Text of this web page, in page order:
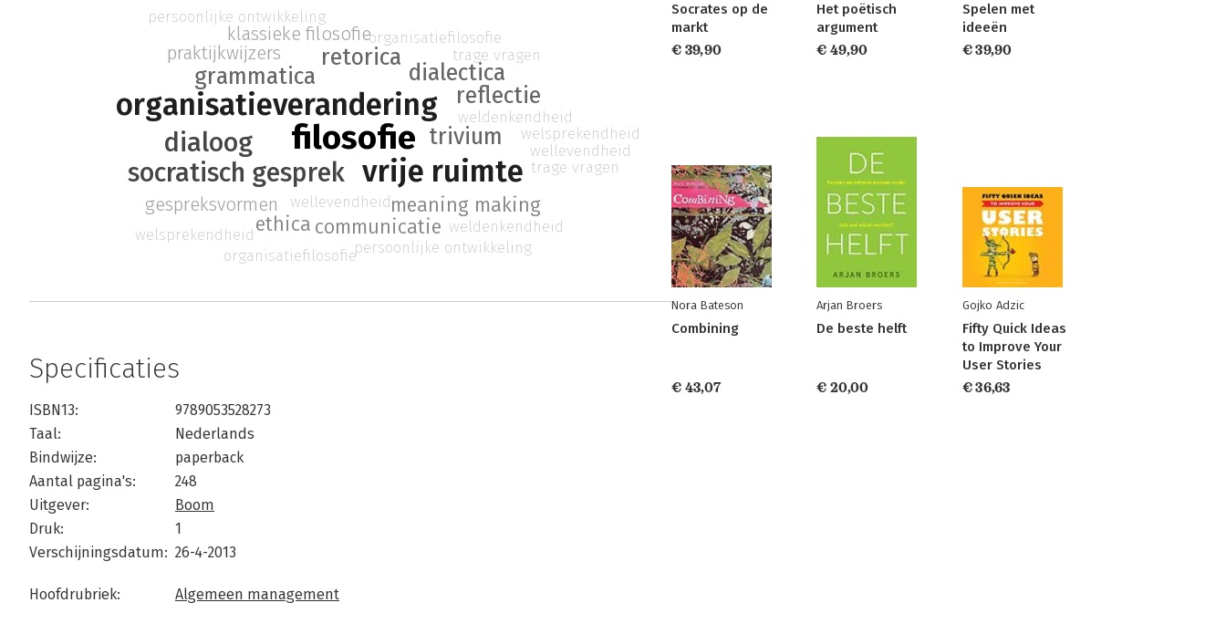
filosofie
organisatieverandering
vrije ruimte
socratisch gesprek
dialoog
grammatica
retorica
trivium
dialectica
reflectie
meaning making
communicatie
ethica
gespreksvormen
praktijkwijzers
klassieke filosofie
wellevendheid
weldenkendheid
organisatiefilosofie
welsprekendheid
persoonlijke ontwikkeling
trage vragen
wellevendheid
weldenkendheid
organisatiefilosofie
welsprekendheid
persoonlijke ontwikkeling
trage vragen
Specificaties
ISBN13:
9789053528273
Taal:
Nederlands
Bindwijze:
paperback
Aantal pagina's:
248
Uitgever:
Boom
Druk:
1
Verschijningsdatum: 26-4-2013
Hoofdrubriek: Algemeen management
Socrates op de
markt
€ 39,90
Het poëtisch
argument
€ 49,90
Spelen met
ideeën
€ 39,90
Nora Bateson
Combining
€ 43,07
Arjan Broers
De beste helft
€ 20,00
Gojko Adzic
Fifty Quick Ideas
to Improve Your
User Stories
€ 36,63